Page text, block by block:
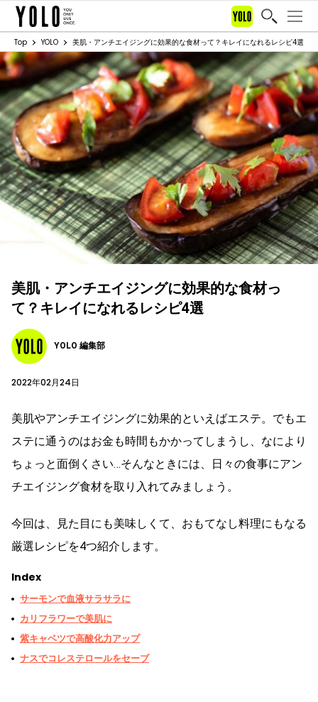
Top YOLO 美肌・アンチエイジングに効果的な食材って？キレイになれるレシピ4選
美肌・アンチエイジングに効果的な食材っ
て？キレイになれるレシピ4選
YOLO 編集部
2022年02月24日
美肌やアンチエイジングに効果的といえばエステ。でもエ
ステに通うのはお金も時間もかかってしまうし、なにより
ちょっと面倒くさい…そんなときには、日々の食事にアン
チエイジング食材を取り入れてみましょう。
今回は、見た目にも美味しくて、おもてなし料理にもなる
厳選レシピを4つ紹介します。
Index
サーモンで血液サラサラに
カリフラワーで美肌に
紫キャベツで高酸化力アップ
ナスでコレステロールをセーブ